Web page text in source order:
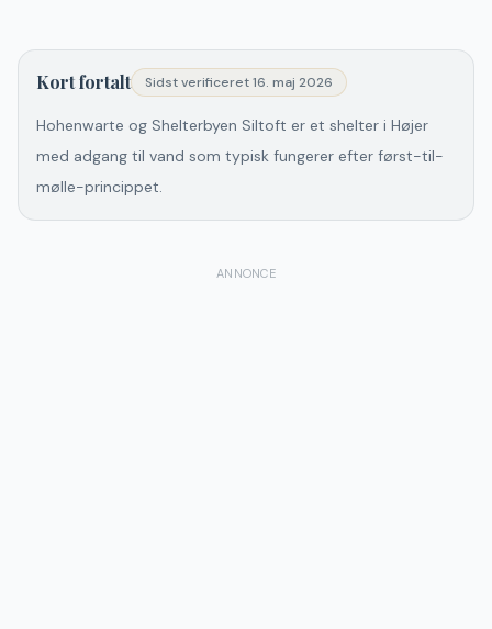
Kort fortalt Sidst verificeret16. maj 2026
Hohenwarte og Shelterbyen Siltoft er et shelter i Højer
med adgang til vand som typisk fungerer efter først-til-
mølle-princippet.
ANNONCE